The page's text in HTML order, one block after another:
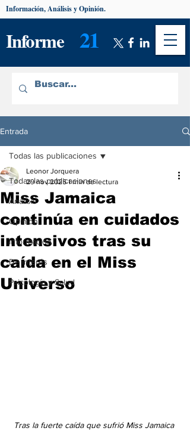
Informe 21
Información, Análisis y Opinión.
Entrada
Todas las publicaciones
Análisis
Opinión
Información
De interés
Psicología y Salud
Todas las publicaciones
Miss Jamaica
continúa en cuidados
intensivos tras su
caída en el Miss
Universo
Leonor Jorquera
29 nov 2025 1 min de lectura
Tras la fuerte caída que sufrió Miss Jamaica